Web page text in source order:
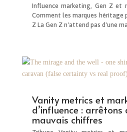
Influence marketing, Gen Z et
Comment les marques héritage
Z La Gen Z n'attend pas d'une
Vanity metrics et
d’influence : arrêtons
mauvais chiffres